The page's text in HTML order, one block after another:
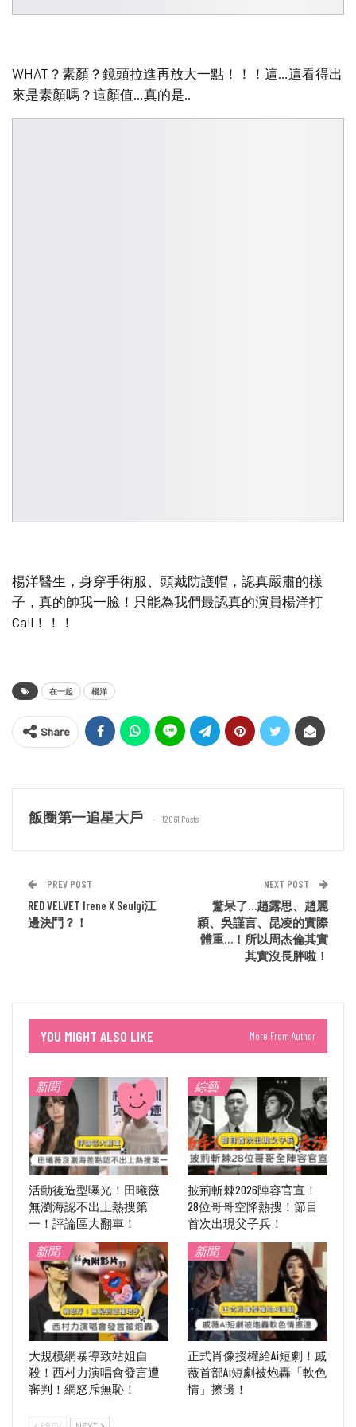
WHAT？素顏？鏡頭拉進再放大一點！！！這…這看得出
來是素顏嗎？這顏值…真的是..
楊洋醫生，身穿手術服、頭戴防護帽，認真嚴肅的樣
子，真的帥我一臉！只能為我們最認真的演員楊洋打
Call！！！
在一起 楊洋
Share
飯圈第一追星大戶 12061 Posts
PREV POST
RED VELVET Irene X Seulgi江
邊決鬥？！
NEXT POST
驚呆了…趙露思、趙麗
穎、吳謹言、昆凌的實際
體重…！所以周杰倫其實
其實沒長胖啦！
YOU MIGHT ALSO LIKE More From Author
新聞
活動後造型曝光！田曦薇
無瀏海認不出上熱搜第
一！評論區大翻車！
綜藝
披荊斬棘2026陣容官宣！
28位哥哥空降熱搜！節目
首次出現父子兵！
新聞
大規模網暴導致站姐自
殺！西村力演唱會發言遭
審判！網怒斥無恥！
新聞
正式肖像授權給Ai短劇！戚
薇首部Ai短劇被炮轟「軟色
情」擦邊！